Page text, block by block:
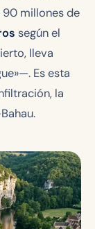
90 millones de
según el
lleva
Es esta
la